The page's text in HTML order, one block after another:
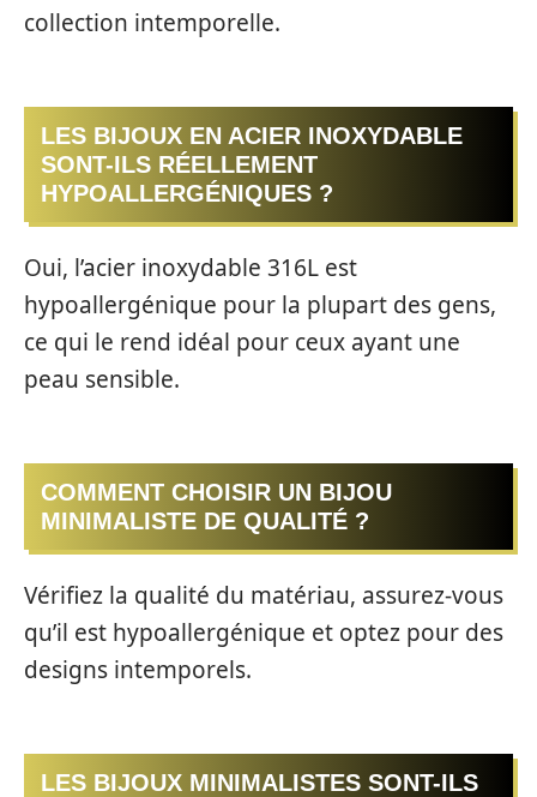
collection intemporelle.
LES BIJOUX EN ACIER INOXYDABLE
SONT-ILS RÉELLEMENT
HYPOALLERGÉNIQUES ?
Oui, l’acier inoxydable 316L est
hypoallergénique pour la plupart des gens,
ce qui le rend idéal pour ceux ayant une
peau sensible.
COMMENT CHOISIR UN BIJOU
MINIMALISTE DE QUALITÉ ?
Vérifiez la qualité du matériau, assurez-vous
qu’il est hypoallergénique et optez pour des
designs intemporels.
LES BIJOUX MINIMALISTES SONT-ILS